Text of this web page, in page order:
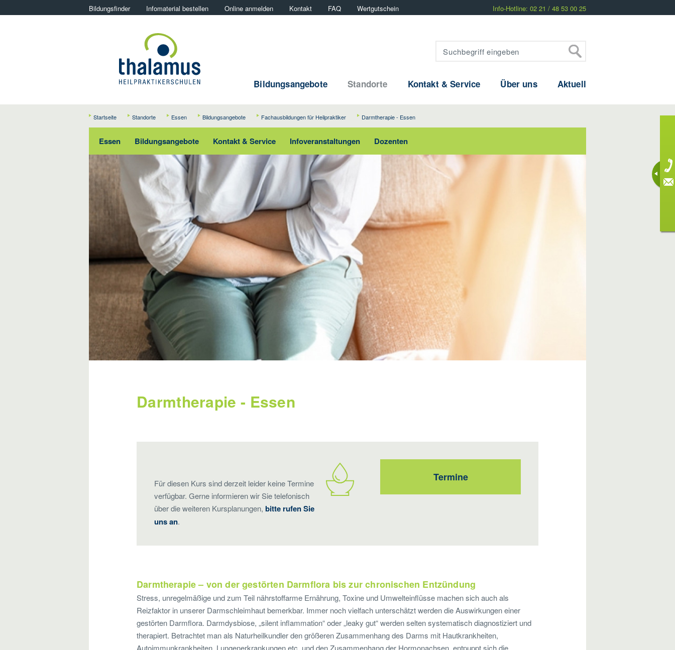
Bildungsfinder Infomaterial bestellen Online anmelden Kontakt FAQ Wertgutschein Info-Hotline: 02 21 / 48 53 00 25
Bildungsangebote Standorte Kontakt & Service Über uns Aktuell
Startseite Standorte Essen Bildungsangebote Fachausbildungen für Heilpraktiker Darmtherapie - Essen
Essen Bildungsangebote Kontakt & Service Infoveranstaltungen Dozenten
Darmtherapie - Essen
Für diesen Kurs sind derzeit leider keine Termine
verfügbar. Gerne informieren wir Sie telefonisch
über die weiteren Kursplanungen, bitte rufen Sie
uns an.
Termine
Darmtherapie – von der gestörten Darmflora bis zur chronischen Entzündung
Stress, unregelmäßige und zum Teil nährstoffarme Ernährung, Toxine und Umwelteinflüsse machen sich auch als
Reizfaktor in unserer Darmschleimhaut bemerkbar. Immer noch vielfach unterschätzt werden die Auswirkungen einer
gestörten Darmflora. Darmdysbiose, „silent inflammation“ oder „leaky gut“ werden selten systematisch diagnostiziert und
therapiert. Betrachtet man als Naturheilkundler den größeren Zusammenhang des Darms mit Hautkrankheiten,
Autoimmunkrankheiten, Lungenerkrankungen etc. und den Zusammenhang der Hormonachsen, entpuppt sich die